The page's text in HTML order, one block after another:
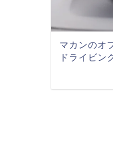
マカンのオ
ドライビン